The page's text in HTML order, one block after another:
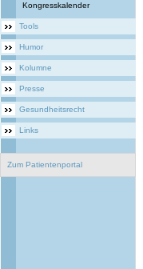
Kongresskalender
Tools
Humor
Kolumne
Presse
Gesundheitsrecht
Links
Zum Patientenportal